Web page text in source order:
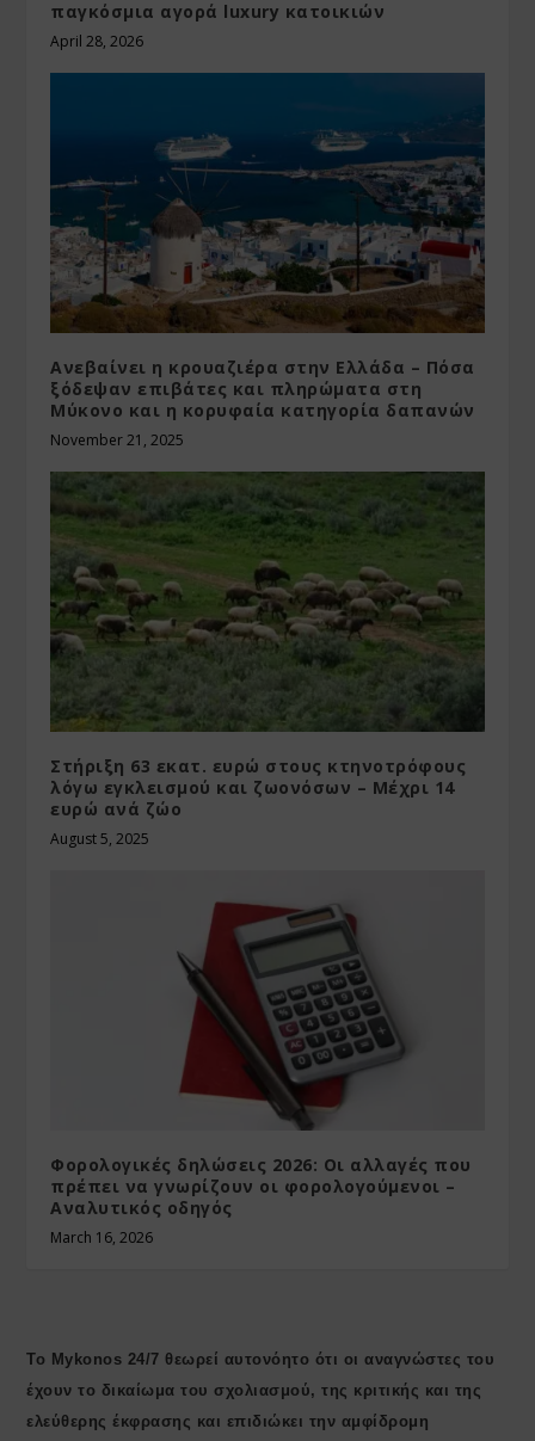
παγκόσμια αγορά luxury κατοικιών
April 28, 2026
Ανεβαίνει η κρουαζιέρα στην Ελλάδα – Πόσα
ξόδεψαν επιβάτες και πληρώματα στη
Μύκονο και η κορυφαία κατηγορία δαπανών
November 21, 2025
Στήριξη 63 εκατ. ευρώ στους κτηνοτρόφους
λόγω εγκλεισμού και ζωονόσων – Μέχρι 14
ευρώ ανά ζώο
August 5, 2025
Φορολογικές δηλώσεις 2026: Οι αλλαγές που
πρέπει να γνωρίζουν οι φορολογούμενοι –
Αναλυτικός οδηγός
March 16, 2026
Το Mykonos 24/7 θεωρεί αυτονόητο ότι οι αναγνώστες του
έχουν το δικαίωμα του σχολιασμού, της κριτικής και της
ελεύθερης έκφρασης και επιδιώκει την αμφίδρομη